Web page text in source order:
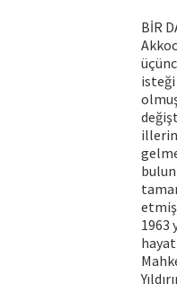
BİR
isteği
1963